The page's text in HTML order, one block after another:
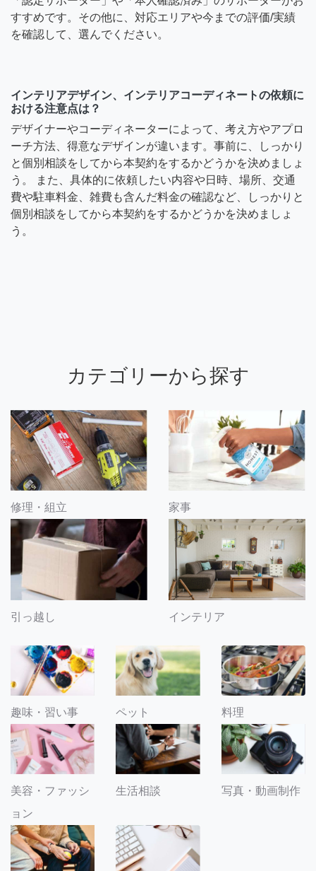
すすめです。その他に、対応エリアや今までの評価/実績
を確認して、選んでください。
インテリアデザイン、インテリアコーディネートの依頼に
おける注意点は？
デザイナーやコーディネーターによって、考え方やアプロ
ーチ方法、得意なデザインが違います。事前に、しっかり
と個別相談をしてから本契約をするかどうかを決めましょ
う。 また、具体的に依頼したい内容や日時、場所、交通
費や駐車料金、雑費も含んだ料金の確認など、しっかりと
個別相談をしてから本契約をするかどうかを決めましょ
う。
カテゴリーから探す
修理・組立 家事
引っ越し インテリア
趣味・習い事 ペット 料理
美容・ファッシ
ョン
生活相談 写真・動画制作